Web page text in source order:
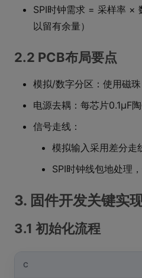
SPI时钟需求 = 采样率
以留有余量）
2.2 PCB布局要点
模拟/数字分区：使用磁
电源去耦：每芯片0.1μF
信号走线：
模拟输入采用差分
SPI时钟线包地处理
3. 固件开发关键实
3.1 初始化流程
C